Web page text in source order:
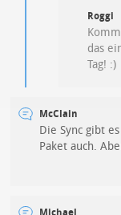
Roggi
das
Tag! :)
McClain
Die Sync gibt
Paket auch.
Michael